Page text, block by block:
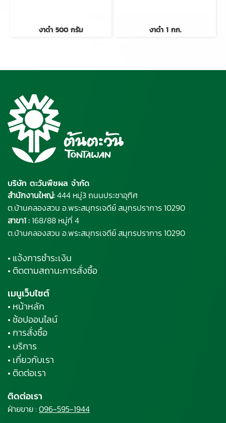
งาดำ 500 กรัม งาดำ 1 กก.
บริษัท ตะวันพืชผล จำกัด
สำนักงานใหญ่:444 หมู่3 ถนนประชาอุทิศ
ต.บ้านคลองสวน อ.พระสมุทรเจดีย์สมุทรปราการ 10290
สาขา1 :168/88 หมู่ที่ 4
ต.บ้านคลองสวน อ.พระสมุทรเจดีย์ สมุทรปราการ 10290
• แจ้งการชำระเงิน
• ติดตามสถานะการสั่งซื้อ
เมนูเว็บไซต์
• หน้าหลัก
• ช้อปออนไลน์
• การสั่งซื้อ
• บริการ
• เกี่ยวกับเรา
• ติดต่อเรา
ติดต่อเรา
ฝ่ายขาย : 096-595-1944